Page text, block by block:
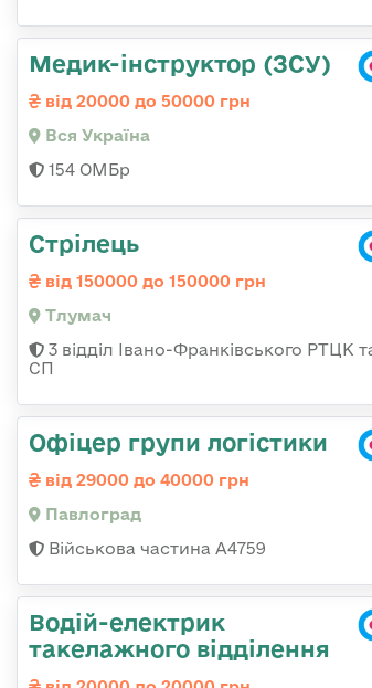
Медик-інструктор (ЗСУ)
від 20000 до 50000 грн
Вся Україна
154 ОМБр
Стрілець
від 150000 до 150000 грн
Тлумач
3 відділ Івано-Франківського РТЦК
СП
Офіцер групи логістики
від 29000 до 40000 грн
Павлоград
Військова частина А4759
Водій-електрик
такелажного відділення